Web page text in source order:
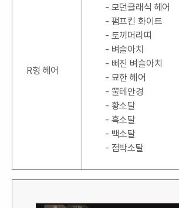
R형 헤어
- 모던클래식 헤어
- 펌프킨 화이트
- 토끼머리띠
- 벼슬아치
- 삐진 벼슬아치
- 묘한 헤어
- 뿔테안경
- 황소탈
- 흑소탈
- 백소탈
- 점박소탈